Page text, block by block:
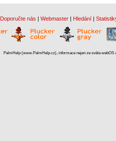
Doporučte nás | Webmaster | Hledání |
PalmHelp (www.PalmHelp.cz), informace nejen ze světa